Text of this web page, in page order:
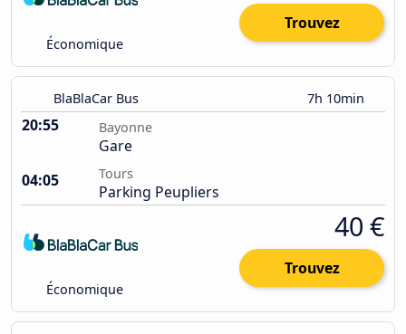
Économique
Trouvez
BlaBlaCar Bus 7h 10min
20:55 Bayonne
Gare
04:05
Tours
Parking Peupliers
Économique
40 €
Trouvez